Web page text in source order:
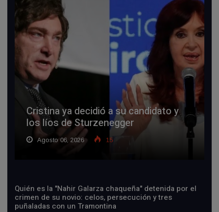
Cristina ya decidió a su candidato y
los líos de Sturzenegger
Agosto 06, 2026 15
Quién es la "Nahir Galarza chaqueña" detenida por el
crimen de su novio: celos, persecución y tres
puñaladas con un Tramontina